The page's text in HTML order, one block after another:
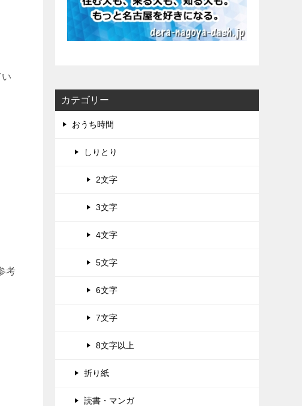
考
カテゴリー
おうち時間
しりとり
2文字
3文字
4文字
5文字
6文字
7文字
8文字以上
折り紙
読書・マンガ